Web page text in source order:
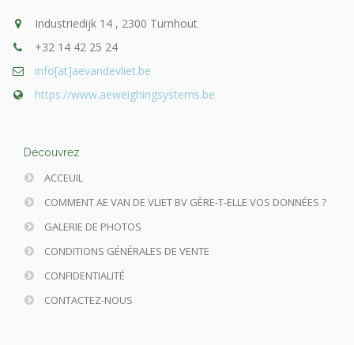
Industriedijk 14 , 2300 Turnhout
+32 14 42 25 24
info[at]aevandevliet.be
https://www.aeweighingsystems.be
Découvrez
ACCEUIL
COMMENT AE VAN DE VLIET BV GÈRE-T-ELLE VOS DONNÉES ?
GALERIE DE PHOTOS
CONDITIONS GÉNÉRALES DE VENTE
CONFIDENTIALITÉ
CONTACTEZ-NOUS